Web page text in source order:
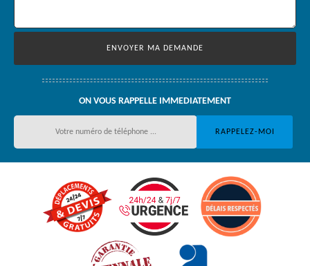
ON VOUS RAPPELLE IMMEDIATEMENT